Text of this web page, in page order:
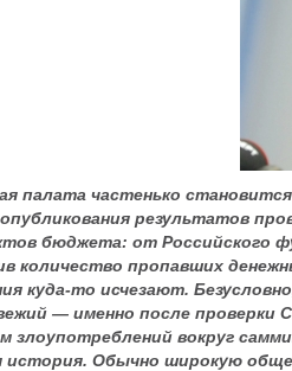
палата частенько
результатов
бюджета: от Российского
количество пропавших
куда-то исчезают.
— именно после проверки
злоупотреблений вокруг
история. Обычно широкую